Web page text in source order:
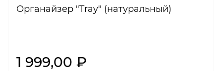
Органайзер "Tray" (натуральный)
1 999,00 ₽